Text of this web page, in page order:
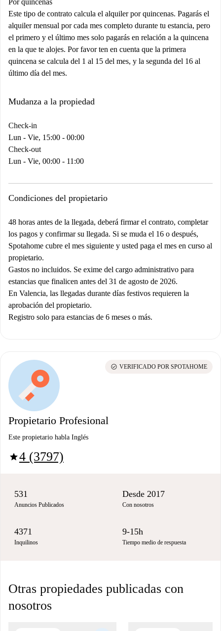
Este tipo de contrato calcula el alquiler por quincenas. Pagarás el
alquiler mensual por cada mes completo durante tu estancia, pero
el primero y el último mes solo pagarás en relación a la quincena
en la que te alojes. Por favor ten en cuenta que la primera
quincena se calcula del 1 al 15 del mes, y la segunda del 16 al
último día del mes.
Mudanza a la propiedad
Check-in
Lun - Vie, 15:00 - 00:00
Check-out
Lun - Vie, 00:00 - 11:00
Condiciones del propietario
48 horas antes de la llegada, deberá firmar el contrato, completar
los pagos y confirmar su llegada. Si se muda el 16 o después,
Spotahome cubre el mes siguiente y usted paga el mes en curso al
propietario.
Gastos no incluidos. Se exime del cargo administrativo para
estancias que finalicen antes del 31 de agosto de 2026.
En Valencia, las llegadas durante días festivos requieren la
aprobación del propietario.
Registro solo para estancias de 6 meses o más.
Propietario Profesional
Este propietario habla Inglés
star4 (3797)
check_circle VERIFICADO POR SPOTAHOME
531
Anuncios Publicados
Desde 2017
Con nosotros
4371
Inquilinos
9-15h
Tiempo medio de respuesta
Otras propiedades publicadas con
nosotros